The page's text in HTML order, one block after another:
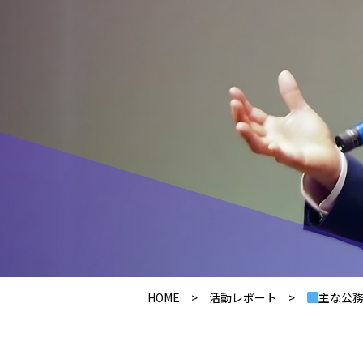
HOME > 活動レポート > 主な公